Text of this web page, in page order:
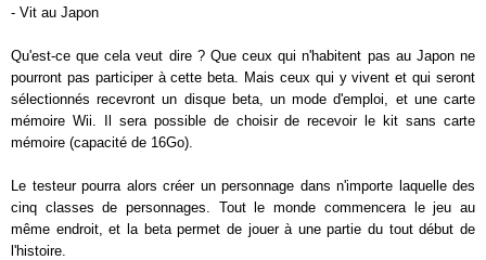
- Vit au Japon
Qu'est-ce que cela veut dire ? Que ceux qui n'habitent pas au Japon ne
pourront pas participer à cette beta. Mais ceux qui y vivent et qui seront
sélectionnés recevront un disque beta, un mode d'emploi, et une carte
mémoire Wii. Il sera possible de choisir de recevoir le kit sans carte
mémoire (capacité de 16Go).
Le testeur pourra alors créer un personnage dans n'importe laquelle des
cinq classes de personnages. Tout le monde commencera le jeu au
même endroit, et la beta permet de jouer à une partie du tout début de
l'histoire.